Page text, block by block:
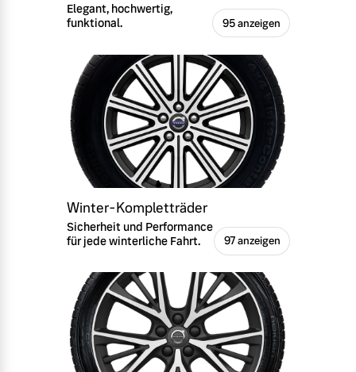
Elegant, hochwertig,
funktional.
95 anzeigen
Winter-Kompletträder
Sicherheit und Performance
für jede winterliche Fahrt.
97 anzeigen